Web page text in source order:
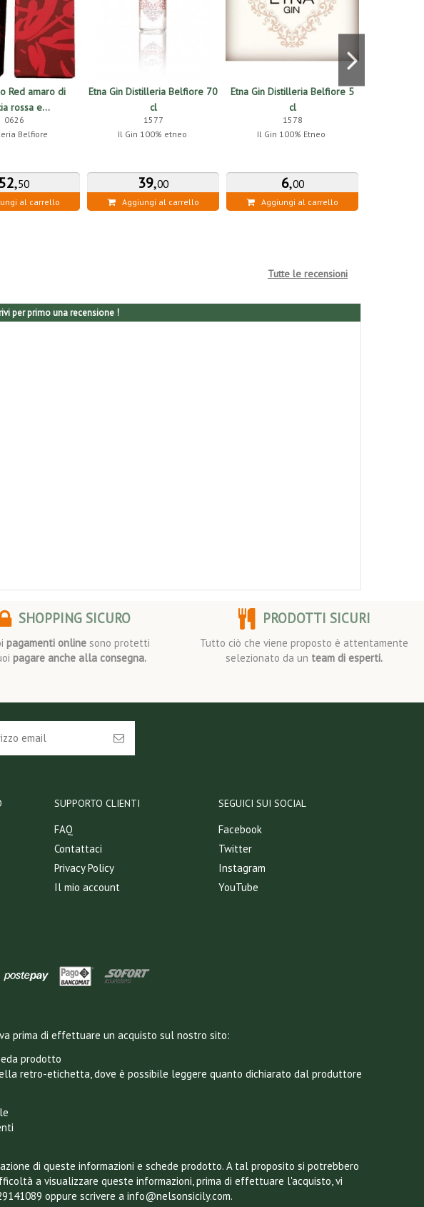
Red amaro di
rossa e...
0626
Belfiore
52,50
al carrello
Etna Gin Distilleria Belfiore 70
cl
1577
Il Gin 100% etneo
39,00
Aggiungi al carrello
Etna Gin Distilleria Belfiore 5
cl
1578
Il Gin 100% Etneo
6,00
Aggiungi al carrello
Tutte le recensioni
per primo una recensione !
SHOPPING SICURO
pagamenti onlinesono protetti
pagare anche alla consegna.
PRODOTTI SICURI
Tutto ciò che viene proposto è attentamente
selezionato da un team di esperti.
SUPPORTO CLIENTI
FAQ
Contattaci
Privacy Policy
Il mio account
SEGUICI SUI SOCIAL
Facebook
Twitter
Instagram
YouTube
prima di effettuare un acquisto sul nostro sito:
prodotto
retro-etichetta, dove è possibile leggere quanto dichiarato dal produttore
di queste informazioni e schede prodotto. A tal proposito si potrebbero
a visualizzare queste informazioni, prima di effettuare l'acquisto, vi
oppure scrivere a info@nelsonsicily.com.